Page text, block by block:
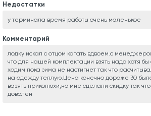
Недостатки
у терминала время работы очень маленькое
Комментарий
лодку искал с отцом катать вдвоем.с
что для нашей комплектации взять надо хотя
ходим пока зима не настигнет так что
на одежду теплую.Цена конечно дороже 30
вазять приколюхи,но мне сделали скидку так
доволен